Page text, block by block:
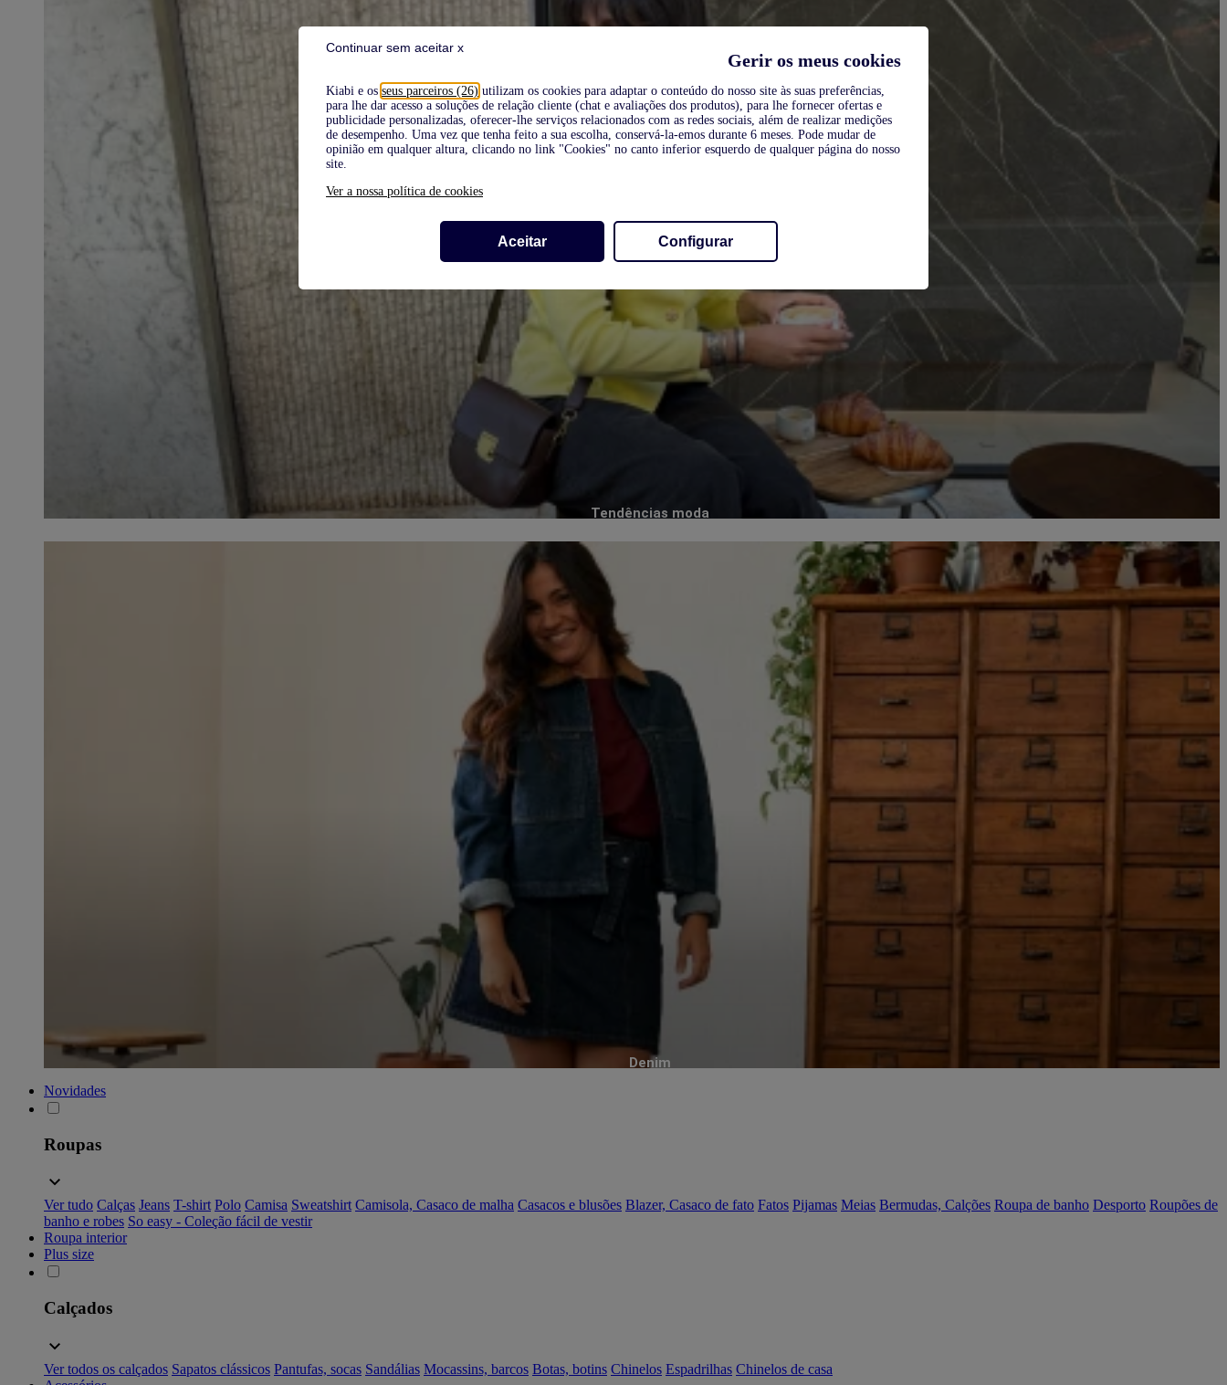
Gerir os meus cookies
Kiabi e os seus parceiros (26) utilizam os cookies para adaptar o conteúdo do nosso site às suas preferências,
para lhe dar acesso a soluções de relação cliente (chat e avaliações dos produtos), para lhe fornecer ofertas e
publicidade personalizadas, oferecer-lhe serviços relacionados com as redes sociais, além de realizar medições
de desempenho. Uma vez que tenha feito a sua escolha, conservá-la-emos durante 6 meses. Pode mudar de
opinião em qualquer altura, clicando no link "Cookies" no canto inferior esquerdo de qualquer página do nosso
site.
Ver a nossa política de cookies
Aceitar Configurar
Continuar sem aceitar x
Tendências moda
Denim
Novidades
Roupas
Ver tudo Calças Jeans T-shirt Polo Camisa Sweatshirt Camisola, Casaco de malha Casacos e blusões Blazer, Casaco de fato Fatos Pijamas Meias Bermudas, Calções Roupa de banho Desporto Roupões de
banho e robes So easy - Coleção fácil de vestir
Roupa interior
Plus size
Calçados
Ver todos os calçados Sapatos clássicos Pantufas, socas Sandálias Mocassins, barcos Botas, botins Chinelos Espadrilhas Chinelos de casa